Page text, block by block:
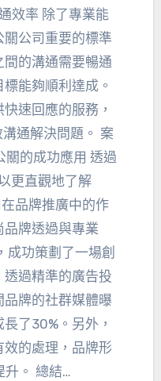
效率 除了專業能
公司重要的標準
的溝通需要暢通
能夠順利達成。
速回應的服務，
通解決問題。 案
的成功應用 透過
更直觀地了解
品牌推廣中的作
牌透過與專業
成功策劃了一場創
過精準的廣告投
牌的社群媒體曝
了30%。另外，
的處理，品牌形
升。 總結…